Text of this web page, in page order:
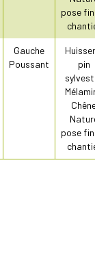
pose
Gauche
Poussant
pin
pose